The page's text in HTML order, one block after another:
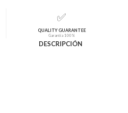
✅
QUALITY GUARANTEE
Garantía 100%
DESCRIPCIÓN